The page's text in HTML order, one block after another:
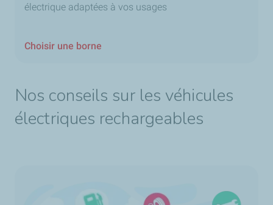
électrique adaptées à vos usages
Choisir une borne
Nos conseils sur les véhicules
électriques rechargeables